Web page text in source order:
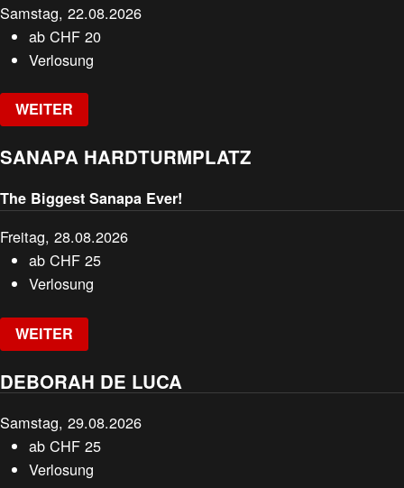
Samstag, 22.08.2026
abCHF 20
Verlosung
WEITER
SANAPA HARDTURMPLATZ
The Biggest Sanapa Ever!
Freitag, 28.08.2026
abCHF 25
Verlosung
WEITER
DEBORAH DE LUCA
Samstag, 29.08.2026
abCHF 25
Verlosung